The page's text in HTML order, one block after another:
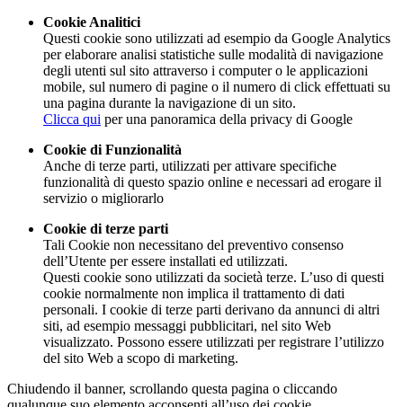
Cookie Analitici
Questi cookie sono utilizzati ad esempio da Google Analytics
per elaborare analisi statistiche sulle modalità di navigazione
degli utenti sul sito attraverso i computer o le applicazioni
mobile, sul numero di pagine o il numero di click effettuati su
una pagina durante la navigazione di un sito.
Clicca qui per una panoramica della privacy di Google
Cookie di Funzionalità
Anche di terze parti, utilizzati per attivare specifiche
funzionalità di questo spazio online e necessari ad erogare il
servizio o migliorarlo
Cookie di terze parti
Tali Cookie non necessitano del preventivo consenso
dell’Utente per essere installati ed utilizzati.
Questi cookie sono utilizzati da società terze. L’uso di questi
cookie normalmente non implica il trattamento di dati
personali. I cookie di terze parti derivano da annunci di altri
siti, ad esempio messaggi pubblicitari, nel sito Web
visualizzato. Possono essere utilizzati per registrare l’utilizzo
del sito Web a scopo di marketing.
Chiudendo il banner, scrollando questa pagina o cliccando